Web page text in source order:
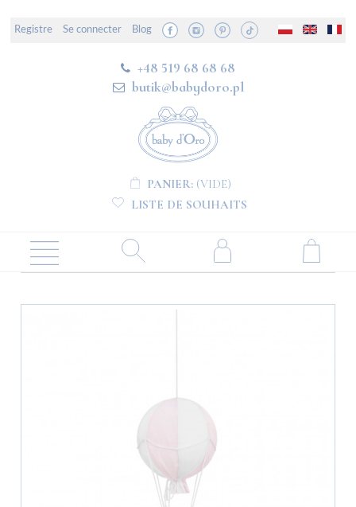
Registre Se connecter Blog
+48 519 68 68 68
butik@babydoro.pl
PANIER: (VIDE)
LISTE DE SOUHAITS